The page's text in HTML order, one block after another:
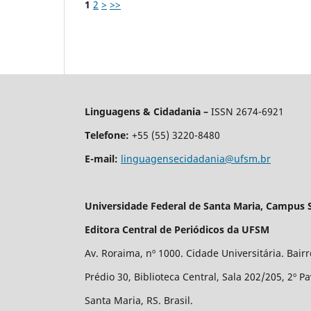
1 2 > >>
Linguagens & Cidadania – ISSN 2674-6921
Telefone: +55 (55) 3220-8480
E-mail: linguagensecidadania@ufsm.br
Universidade Federal de Santa Maria, Campus
Editora Central de Periódicos da UFSM
Av. Roraima, nº 1000. Cidade Universitária.
Prédio 30, Biblioteca Central, Sala 202/205, 2º
Santa Maria, RS. Brasil.